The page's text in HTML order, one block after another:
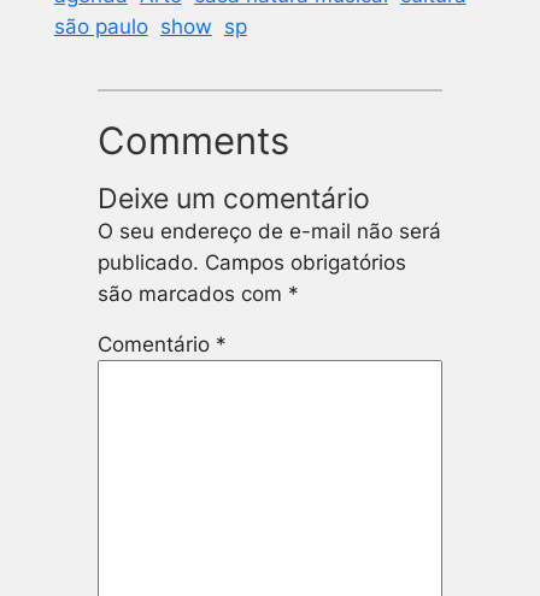
são paulo show sp
Comments
Deixe um comentário
O seu endereço de e-mail não será
publicado. Campos obrigatórios
são marcados com *
Comentário *